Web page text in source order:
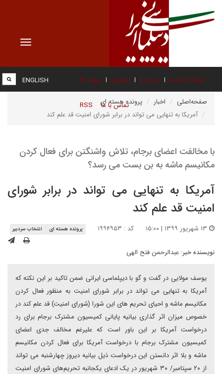
Toggle
صفحه نخست درباره ما عضویت پیوند ها
تماس با ما RSS
ENGLISH
صفحه‌اصلی اخبار
پرونده هسته ای
آمریکا به تنهایی می تواند در برابر شورای امنیت قد علم کند
با مخالفت اعضای برجام، تلاش واشنگتن برای فعال کردن
مکانیسم ماشه به بن بست می رسد؟
آمریکا به تنهایی می تواند در برابر شورای
امنیت قد علم کند
کد : ۱۹۹۴۹۵۳ پرونده هسته ای انتخاب سردبیر
نویسنده خبر: عبدالرحمن فتح الهی
یوسف مولایی در گفت و گو با دیپلماسی ایرانی ضمن تاکید بر این نکته که
آمریکا به تنهایی می تواند در برابر شورای امنیت به منظور فعال کردن
مکانیسم ماشه و احیای تحریم های این شورا (شورای امنیت) قد علم کند در
خصوص میزان اثر گذاری بیانیه پایانی کمیسیون مشترک برجام برای رد
درخواست آمریکا بر این باور است که علیرغم مخالف جدی اعضای
کمیسیون مشترک برجام با درخواست آمریکا برای فعال کردن مکانیسم
ماشه و بلا اثر دانستن این درخواست ذیل بیانیه دیروز چهارشنبه می تواند
از ۲۰ سپتامبر/ ۳۰ شهریور در یک ادعای یکجانبه تحریم‌های شورای امنیت